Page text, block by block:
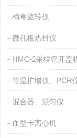
梅毒旋转仪
微孔板热封仪
HMC-2采样管开盖
等温扩增仪、PCR
混合器、混匀仪
血型卡离心机